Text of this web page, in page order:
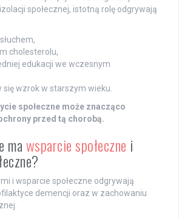
społecznej, istotną rolę odgrywają
cholesterolu,
edukacji we wczesnym
się wzrok w starszym wieku.
społeczne może znacząco
przed tą chorobą.
mawsparcie społeczne i
i wsparcie społeczne odgrywają
demencji oraz w zachowaniu